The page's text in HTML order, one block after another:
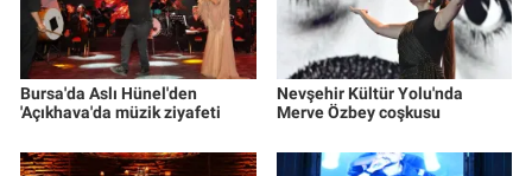
Bursa'da Aslı Hünel'den
'Açıkhava'da müzik ziyafeti
Nevşehir Kültür Yolu'nda
Merve Özbey coşkusu